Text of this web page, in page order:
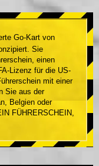
Go-Kart von
Sie
einen
Lizenz für die US-
mit einer
Sie aus der
Belgien oder
FÜHRERSCHEIN,